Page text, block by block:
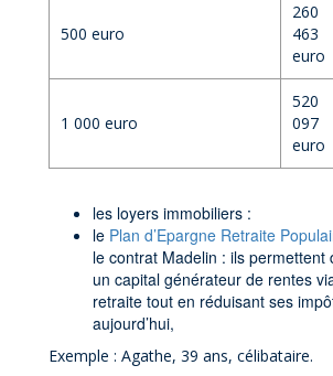
500 euro
260
463
euro
1 000 euro
520
097
euro
les loyers immobiliers :
le Plan d’Epargne Retraite
le contrat Madelin : ils permettent
un capital générateur de rentes
retraite tout en réduisant ses
aujourd’hui,
Exemple : Agathe, 39 ans, célibataire.